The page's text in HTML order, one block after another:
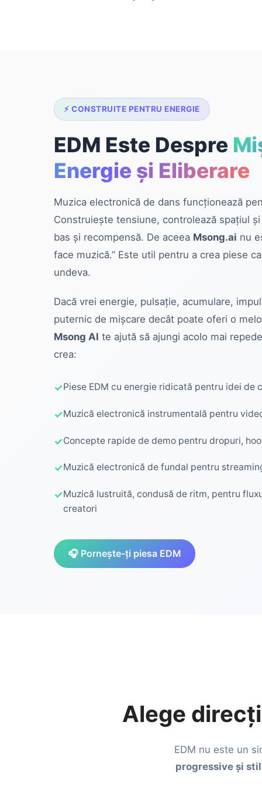
⚡ CONSTRUITE PENTRU ENERGIE
EDM Este Despre
Energie și Eliberare
Muzica electronică de dans funcționează
Construiește tensiune, controlează spațiul
bas și recompensă. De aceea Msong.ai nu
face muzică.” Este util pentru a crea piese
undeva.
Dacă vrei energie, pulsație, acumulare,
puternic de mișcare decât poate oferi o
Msong AI te ajută să ajungi acolo mai
crea:
Piese EDM cu energie ridicată pentru idei de
Muzică electronică instrumentală pentru
Concepte rapide de demo pentru dropuri,
Muzică electronică de fundal pentru
Muzică lustruită, condusă de ritm, pentru
creatori
🎧 Pornește-ți piesa EDM
Alege
EDM nu este un
progressive și